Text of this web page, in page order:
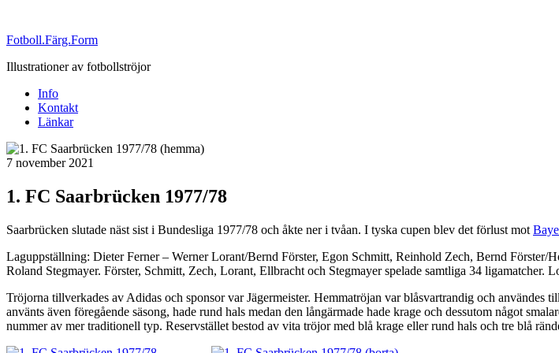
Fotboll.Färg.Form
Illustrationer av fotbollströjor
Info
Kontakt
Länkar
Publicerat
7 november 2021
1. FC Saarbrücken 1977/78
Saarbrücken slutade näst sist i Bundesliga 1977/78 och åkte ner i tvåan. I tyska cupen blev det förlust mot
Laguppställning: Dieter Ferner – Werner Lorant/Bernd Förster, Egon Schmitt, Reinhold Zech, Bernd
Roland Stegmayer. Förster, Schmitt, Zech, Lorant, Ellbracht och Stegmayer spelade samtliga 34 ligamatcher.
Tröjorna tillverkades av Adidas och sponsor var Jägermeister. Hemmatröjan var blåsvartrandig och
använts även föregående säsong, hade rund hals medan den långärmade hade krage och dessutom något
nummer av mer traditionell typ. Reservstället bestod av vita tröjor med blå krage eller rund hals och tre blå